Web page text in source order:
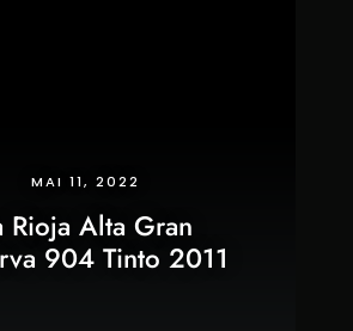
MAI 11, 2022
Rioja Alta Gran
904 Tinto 2011